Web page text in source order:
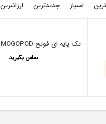
امتیاز جدیدترین ارزانترین
تک پایه ای فوتج IFOOTAGE-MOGOPOD
تماس بگیرید